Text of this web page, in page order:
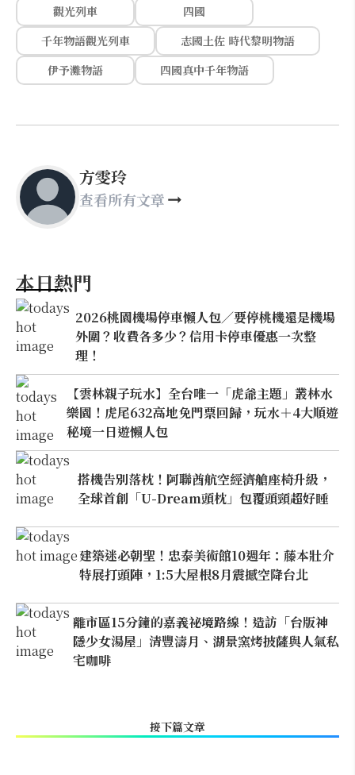
觀光列車
四國
千年物語觀光列車
志國土佐 時代黎明物語
伊予灘物語
四國真中千年物語
方雯玲
查看所有文章
本日熱門
2026桃園機場停車懶人包／要停桃機還是機場
外圍？收費各多少？信用卡停車優惠一次整
理！
【雲林親子玩水】全台唯一「虎爺主題」叢林水
樂園！虎尾632高地免門票回歸，玩水＋4大順遊
秘境一日遊懶人包
搭機告別落枕！阿聯酋航空經濟艙座椅升級，
全球首創「U-Dream頭枕」包覆頭頸超好睡
建築迷必朝聖！忠泰美術館10週年：藤本壯介
特展打頭陣，1:5大屋根8月震撼空降台北
離市區15分鐘的嘉義祕境路線！造訪「台版神
隱少女湯屋」清豐濤月、湖景窯烤披薩與人氣私
宅咖啡
接下篇文章